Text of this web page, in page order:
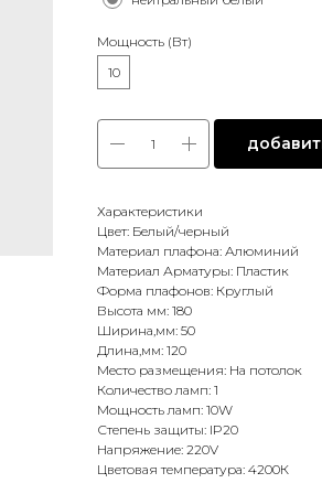
Мощность (Вт)
10
Характеристики
Цвет: Белый/черный
Материал плафона: Алюминий
Материал Арматуры: Пластик
Форма плафонов: Круглый
Высота мм: 180
Ширина,мм: 50
Длина,мм: 120
Место размещения: На потолок
Количество ламп: 1
Мощность ламп: 10W
Степень защиты: IP20
Напряжение: 220V
Цветовая температура: 4200К